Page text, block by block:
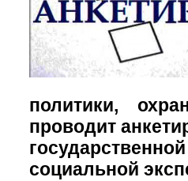
политики,
проводит
социальной